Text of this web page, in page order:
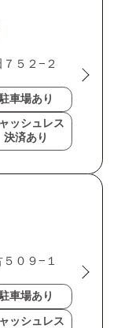
５２−２
車場あり
ッシュレス
決済あり
０９−１
車場あり
ッシュレス